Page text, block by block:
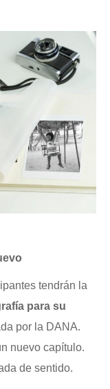
tendrán la
para su
por la DANA.
nuevo capítulo.
de sentido.